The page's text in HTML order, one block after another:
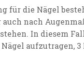
für die Nägel
nach
In diesem
aufzutragen,